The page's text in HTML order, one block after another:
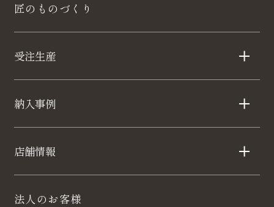
匠のものづくり
受注生産
納入事例
店舗情報
法人のお客様